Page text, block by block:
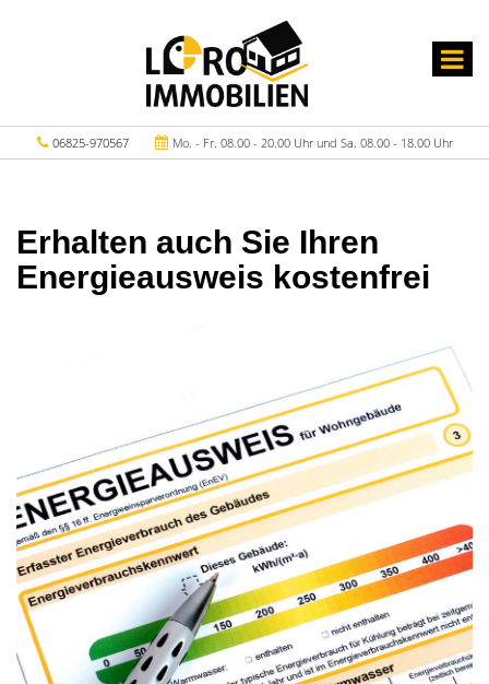
06825-970567 Mo. - Fr. 08.00 - 20.00 Uhr und Sa. 08.00 - 18.00 Uhr
Erhalten auch Sie Ihren
Energieausweis kostenfrei